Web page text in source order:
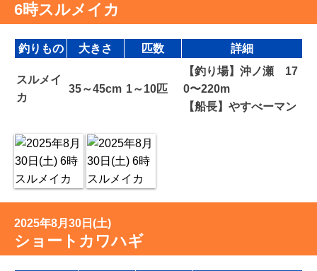
6時スルメイカ
釣りもの 大きさ 匹数 詳細
スルメイ
カ
35～45cm 1～10匹
【釣り場】沖ノ瀬 17
0〜220m
【船長】やすべーマン
2025年8月30日(土)
ショートカワハギ